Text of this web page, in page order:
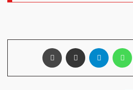
ماسنجر واتساب تيلقرام مشاركة عبر البريد